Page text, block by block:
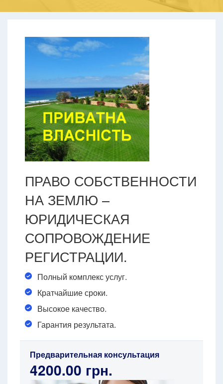
ПРАВО СОБСТВЕННОСТИ
НА ЗЕМЛЮ –
ЮРИДИЧЕСКАЯ
СОПРОВОЖДЕНИЕ
РЕГИСТРАЦИИ.
Полный комплекс услуг.
Кратчайшие сроки.
Высокое качество.
Гарантия результата.
Предварительная консультация
4200.00 грн.